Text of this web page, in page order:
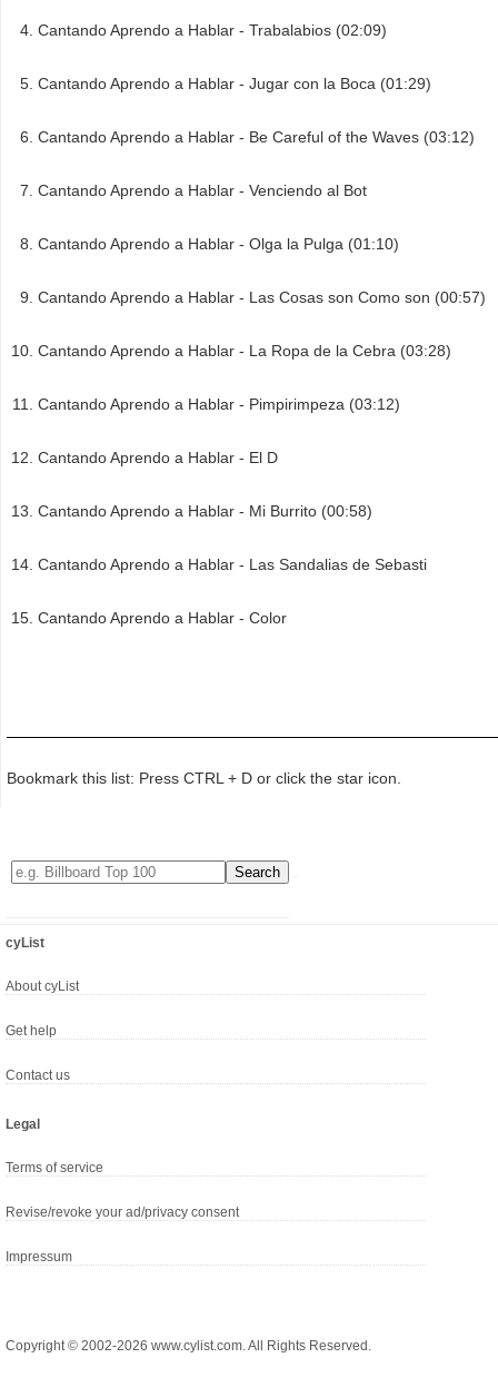
Cantando Aprendo a Hablar - Trabalabios (02:09)
Cantando Aprendo a Hablar - Jugar con la Boca (01:29)
Cantando Aprendo a Hablar - Be Careful of the Waves (03:12)
Cantando Aprendo a Hablar - Venciendo al Bot
Cantando Aprendo a Hablar - Olga la Pulga (01:10)
Cantando Aprendo a Hablar - Las Cosas son Como son (00:57)
Cantando Aprendo a Hablar - La Ropa de la Cebra (03:28)
Cantando Aprendo a Hablar - Pimpirimpeza (03:12)
Cantando Aprendo a Hablar - El D
Cantando Aprendo a Hablar - Mi Burrito (00:58)
Cantando Aprendo a Hablar - Las Sandalias de Sebasti
Cantando Aprendo a Hablar - Color
Bookmark this list: Press CTRL + D or click the star icon.
cyList
About cyList
Get help
Contact us
Legal
Terms of service
Revise/revoke your ad/privacy consent
Impressum
Copyright © 2002-2026 www.cylist.com. All Rights Reserved.